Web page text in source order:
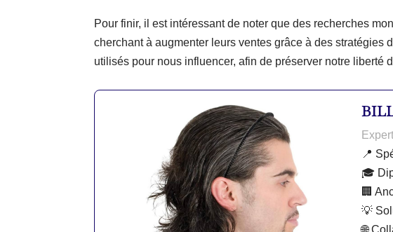
Pour finir, il est intéressant de noter que des recherches
cherchant à augmenter leurs ventes grâce à des
utilisés pour nous influencer, afin de préserver notre liberté
📍
🎓
🏢
💡
🌐